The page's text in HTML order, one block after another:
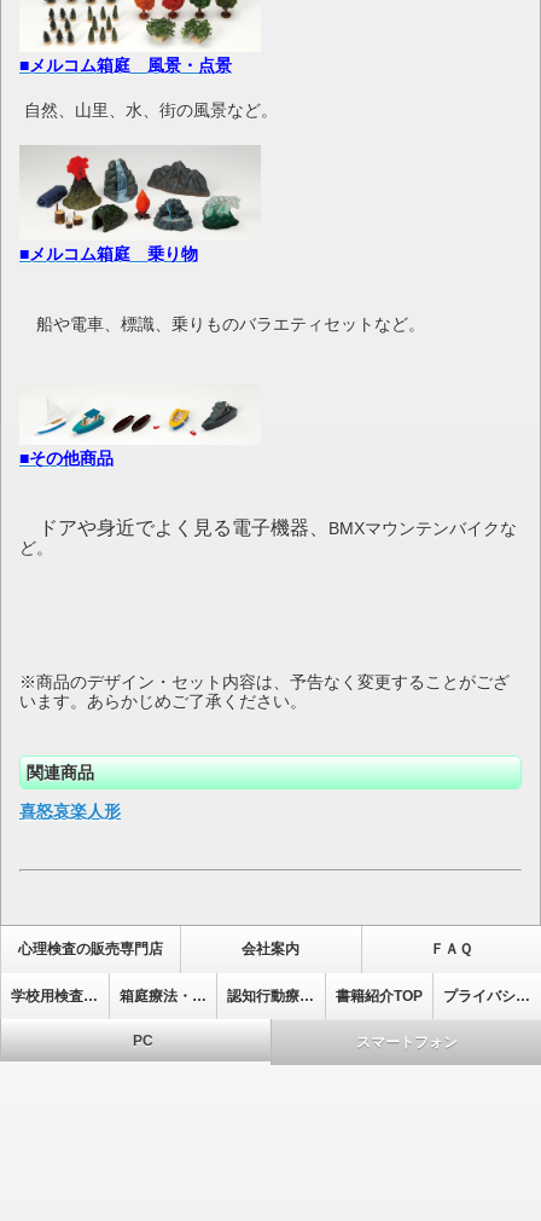
■メルコム箱庭 風景・点景
自然、山里、水、街の風景など。
■メルコム箱庭 乗り物
船や電車、標識、乗りものバラエティセットなど。
■その他商品
ドアや身近でよく見る電子機器、 BMXマウンテンバイクな
ど。
※商品のデザイン・セット内容は、予告なく変更することがござ
います。あらかじめご了承ください。
関連商品
喜怒哀楽人形
心理検査の販売専門店 会社案内 ＦＡＱ
学校用検査・集団式検査 箱庭療法・心理療法ﾄｯﾌﾟ 認知行動療法ﾄｯﾌﾟ 書籍紹介TOP プライバシーポリシー
PC スマートフォン